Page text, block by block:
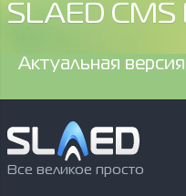
SLAED
Aктуальная версия
Все великое просто